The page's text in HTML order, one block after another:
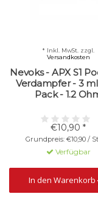
Nevoks - APX S1
Verdampfer - 3
Pack - 1.2
€10,90 *
Grundpreis: €10,90 /
* Inkl. MwSt. zzgl.
Versandkosten
Verfügbar
In den Warenkorb